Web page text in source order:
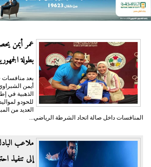
عمر أيمن
بطولة
بعد منافسات
أيمن
الذهبية في
العديد من
المنافسات داخل صالة اتحاد الشرطة الرياضي...
ملاعب
إلى تنفيذ